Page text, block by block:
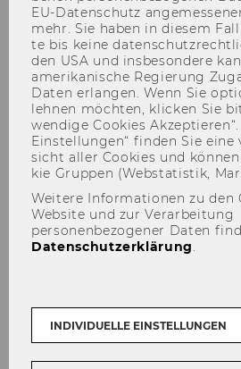
Anna Andronovich
Der Inhalt dieser Seite ist
EU-​Datenschutz
mehr. Sie haben in die­sem
te bis keine
den USA und ins­be­son­de­re
amerikanische Re­gie­rung
Daten er­lan­gen. Wenn Sie
leh­nen möch­ten, kli­cken Sie
wen­di­ge Coo­kies
Ein­stel­lun­gen“ fin­den Sie
sicht aller Coo­kies und
kie Grup­pen (Web­sta­tis­tik,
Weitere Informationen zu den
Website und zur Verarbeitung
personenbezogener Daten
Datenschutzerklärung
INDIVIDUELLE EINSTELLUNGEN